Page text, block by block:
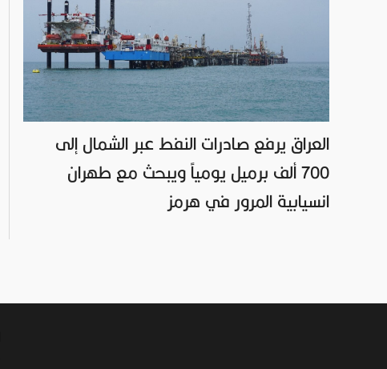
العراق يرفع صادرات النفط عبر الشمال إلى
700 ألف برميل يومياً ويبحث مع طهران
انسيابية المرور في هرمز